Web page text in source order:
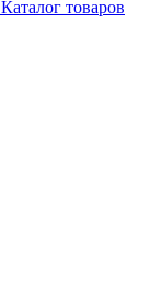
Каталог товаров